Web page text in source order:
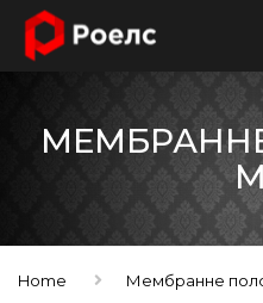
Home
Мембранне